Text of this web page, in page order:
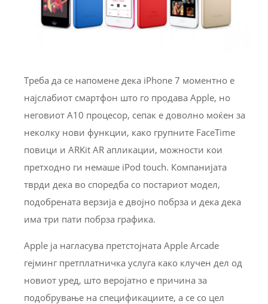
Треба да се напомене дека iPhone 7 моментно е
најслабиот смартфон што го продава Apple, но
неговиот A10 процесор, сепак е доволно моќен за
неколку нови функции, како групните FaceTime
повици и ARKit AR апликации, можности кои
претходно ги немаше iPod touch. Компанијата
тврди дека во споредба со постариот модел,
подобрената верзија е двојно побрза и дека дека
има три пати побрза графика.
Apple ја нагласува претстојната Apple Arcade
гејминг претплатничка услуга како клучен дел од
новиот уред, што веројатно е причина за
подобрување на спецификациите, а се со цел